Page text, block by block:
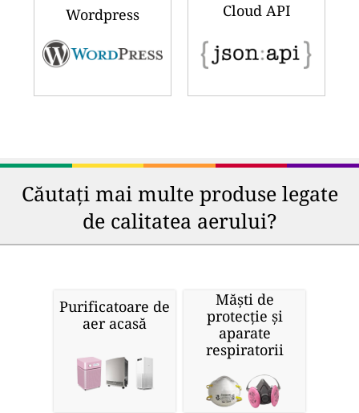
Wordpress Cloud API
Căutați mai multe produse legate
de calitatea aerului?
Purificatoare de
aer acasă
Măști de
protecție și
aparate
respiratorii